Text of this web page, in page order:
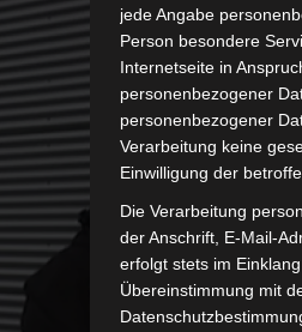
jede Angabe
Person besondere
Internetseite in
personenbezogener
personenbezogener
Verarbeitung keine
Einwilligung der
Die Verarbeitung
der Anschrift, E-Mail-
erfolgt stets im
Übereinstimmung mit